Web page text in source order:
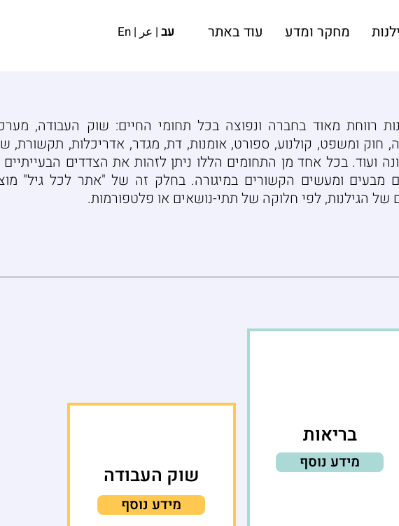
En | עב | عر מחקר ומדע עוד באתר
רווחת מאוד בחברה ונפוצה בכל תחומי החיים: שוק העבודה,
חוק ומשפט, קולנוע, ספורט, אומנות, דת, מגדר, אדריכלות, תקשורת,
ועוד. בכל אחד מן התחומים הללו ניתן לזהות את הצדדים הבעייתיים
מבעים ומעשים הקשורים במיגורה. בחלק זה של "אתר לכל גיל"
של הגילנות, לפי חלוקה של תתי-נושאים או פלטפורמות.
שוק העבודה
מידע נוסף
בריאות
מידע נוסף